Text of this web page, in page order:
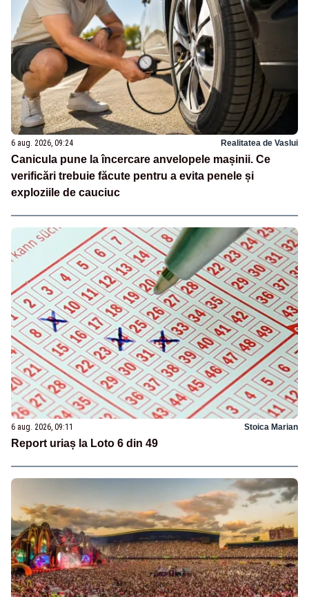
6 aug. 2026, 09:24 Realitatea de Vaslui
Canicula pune la încercare anvelopele mașinii. Ce
verificări trebuie făcute pentru a evita penele și
exploziile de cauciuc
6 aug. 2026, 09:11 Stoica Marian
Report uriaș la Loto 6 din 49